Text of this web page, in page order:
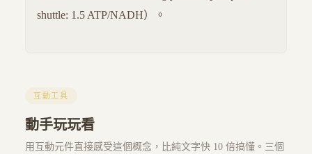
shuttle: 1.5 ATP/NADH）。
互動工具
動手玩玩看
用互動元件直接感受這個概念，比純文字快 10 倍搞懂。三個